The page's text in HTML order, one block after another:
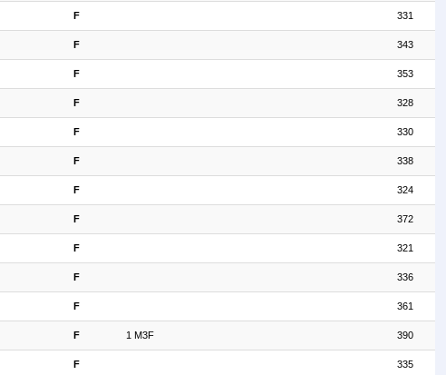
F 331
F 343
F 353
F 328
F 330
F 338
F 324
F 372
F 321
F 336
F 361
F 1 M3F 390
F 335